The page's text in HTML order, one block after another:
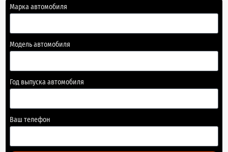
Марка автомобиля
Модель автомобиля
Год выпуска автомобиля
Ваш телефон